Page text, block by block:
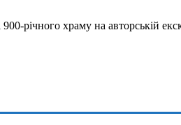
річного храму на авторській